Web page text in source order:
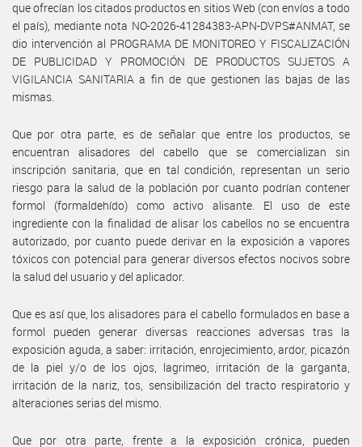
que ofrecían los citados productos en sitios Web (con envíos a todo
el país), mediante nota NO-2026-41284383-APN-DVPS#ANMAT, se
dio intervención al PROGRAMA DE MONITOREO Y FISCALIZACIÓN
DE PUBLICIDAD Y PROMOCIÓN DE PRODUCTOS SUJETOS A
VIGILANCIA SANITARIA a fin de que gestionen las bajas de las
mismas.
Que por otra parte, es de señalar que entre los productos, se
encuentran alisadores del cabello que se comercializan sin
inscripción sanitaria, que en tal condición, representan un serio
riesgo para la salud de la población por cuanto podrían contener
formol (formaldehído) como activo alisante. El uso de este
ingrediente con la finalidad de alisar los cabellos no se encuentra
autorizado, por cuanto puede derivar en la exposición a vapores
tóxicos con potencial para generar diversos efectos nocivos sobre
la salud del usuario y del aplicador.
Que es así que, los alisadores para el cabello formulados en base a
formol pueden generar diversas reacciones adversas tras la
exposición aguda, a saber: irritación, enrojecimiento, ardor, picazón
de la piel y/o de los ojos, lagrimeo, irritación de la garganta,
irritación de la nariz, tos, sensibilización del tracto respiratorio y
alteraciones serias del mismo.
Que por otra parte, frente a la exposición crónica, pueden